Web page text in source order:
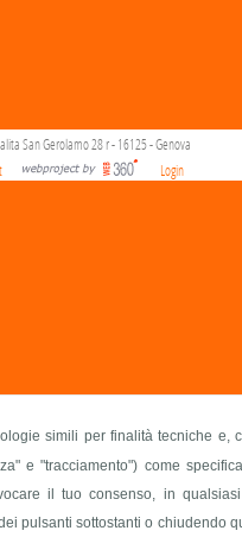
simili per finalità tecniche e,
e "tracciamento") come
il tuo consenso, in
pulsanti sottostanti o chiudendo
San Gerolamo 28 r - 16125 - Genova
Login